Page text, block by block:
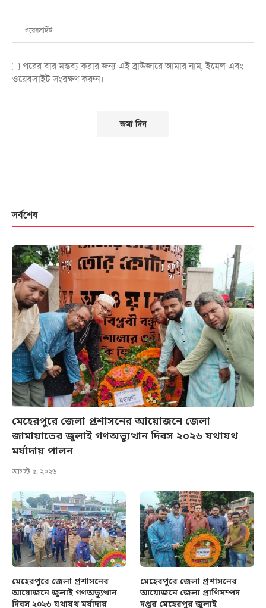
পরের বার মন্তব্য করার জন্য এই ব্রাউজারে আমার নাম, ইমেল এবং
ওয়েবসাইট সংরক্ষণ করুন।
সর্বশেষ
মেহেরপুরে জেলা প্রশাসনের আয়োজনে জেলা
জামায়াতের জুলাই গণঅভ্যুত্থান দিবস ২০২৬ যথাযথ
মর্যাদায় পালন
আগস্ট ৫, ২০২৬
মেহেরপুরে জেলা প্রশাসনের
আয়োজনে জুলাই গণঅভ্যুত্থান
দিবস ২০২৬ যথাযথ মর্যাদায়
মেহেরপুরে জেলা প্রশাসনের
আয়োজনে জেলা প্রাণিসম্পদ
দপ্তর মেহেরপুর জুলাই